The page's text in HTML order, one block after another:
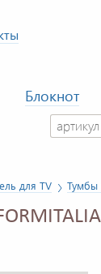
Блокнот
для TV Тумбы